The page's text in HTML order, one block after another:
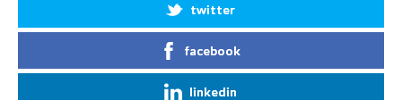
twitter
facebook
linkedin